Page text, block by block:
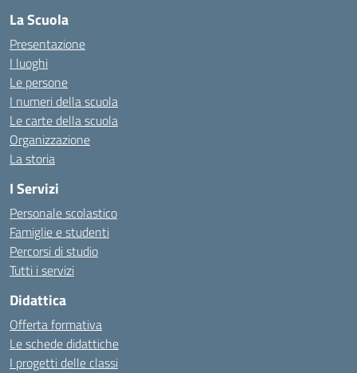
La Scuola
Presentazione
I luoghi
Le persone
I numeri della scuola
Le carte della scuola
Organizzazione
La storia
I Servizi
Personale scolastico
Famiglie e studenti
Percorsi di studio
Tutti i servizi
Didattica
Offerta formativa
Le schede didattiche
I progetti delle classi